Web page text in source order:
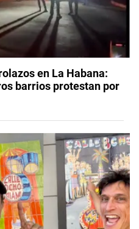
en La Habana:
barrios protestan por